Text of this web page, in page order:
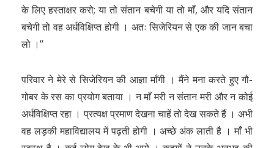
के लिए हस्ताक्षर करो; या तो संतान बचेगी या तो माँ, और यदि संतान
बचेगी तो वह अर्धविक्षिप्त होगी । अतः सिजेरियन से एक की जान बचा
लो ।’’
परिवार ने मेरे से सिजेरियन की आज्ञा माँगी । मैंने मना करते हुए गौ-
गोबर के रस का प्रयोग बताया । न माँ मरी न संतान मरी और न कोई
अर्धविक्षिप्त रहा । प्रत्यक्ष प्रमाण देखना चाहें तो देख सकते हैं । अभी
वह लड़की महाविद्यालय में पढ़ती होगी । अच्छे अंक लाती है । माँ भी